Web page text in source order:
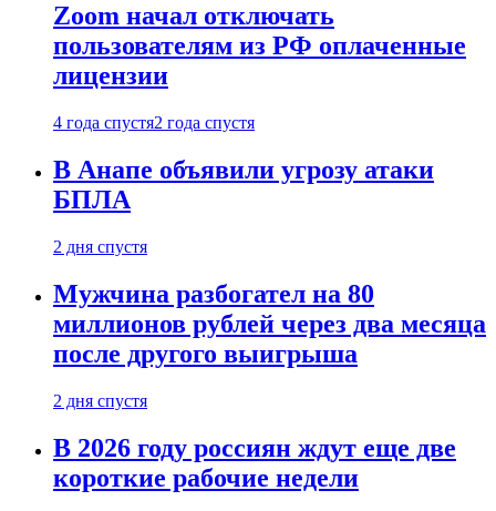
Zoom начал отключать
пользователям из РФ оплаченные
лицензии
4 года спустя2 года спустя
В Анапе объявили угрозу атаки
БПЛА
2 дня спустя
Мужчина разбогател на 80
миллионов рублей через два месяца
после другого выигрыша
2 дня спустя
В 2026 году россиян ждут еще две
короткие рабочие недели